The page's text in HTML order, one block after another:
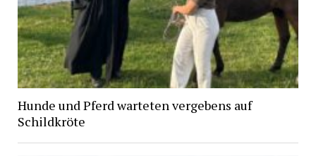
Hunde und Pferd warteten vergebens auf
Schildkröte